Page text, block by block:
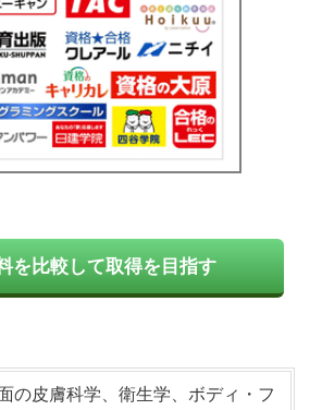
を比較して取得を目指す
の皮膚科学、衛生学、ボディ・フ